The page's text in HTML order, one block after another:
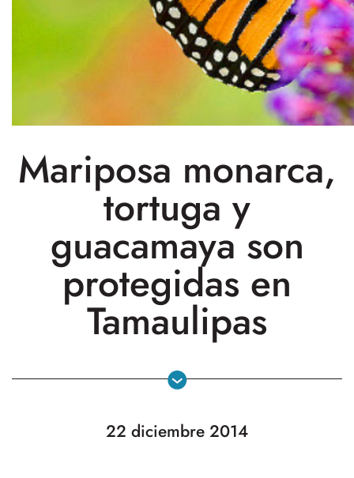
Mariposa monarca,
tortuga y
guacamaya son
protegidas en
Tamaulipas
22 diciembre 2014